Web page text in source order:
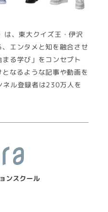
、東大クイズ王・伊沢
エンタメと知を融合させ
る学び」をコンセプト
なるような記事や動画を
ネル登録者は230万人を
ンスクール